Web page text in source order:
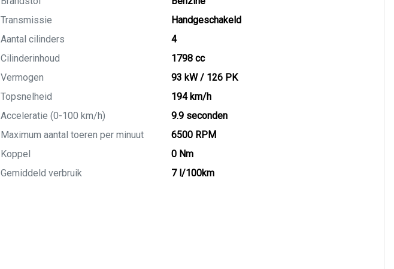
Transmissie
Handgeschakeld
Aantal cilinders
4
Cilinderinhoud
1798 cc
Vermogen
93 kW / 126 PK
Topsnelheid
194 km/h
Acceleratie (0-100 km/h)
9.9 seconden
Maximum aantal toeren per minuut
6500 RPM
Koppel
0 Nm
Gemiddeld verbruik
7 l/100km